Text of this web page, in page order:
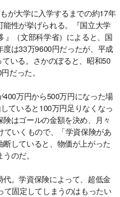
が大学に入学するまでの約17年
性が挙げられる。『国立大学
』（文部科学省）によると、国
は33万9600円だったが、平成
いる。さかのぼると、昭和50
だった。
万円から500万円になった場
ていると100万円足りなくなっ
はゴールの金額を決め、月々
いくもので、「学資保険があ
していると、物価が上がった
のだ。
。学資保険によって、超低金
固定してしまうのはもったい